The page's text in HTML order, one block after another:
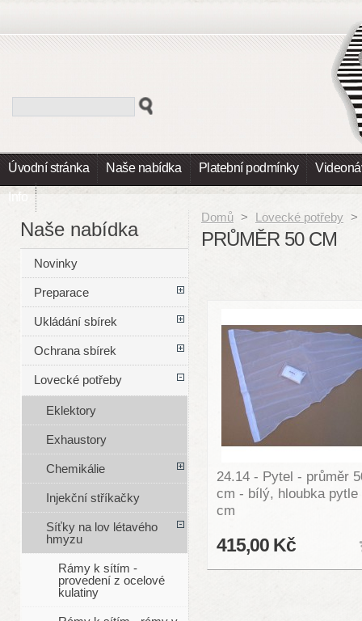
Úvodní stránka Naše nabídka Platební podmínky
Info
Domů > Lovecké potřeby >
PRŮMĚR 50 CM
24.14 - Pytel - průměr
cm - bílý, hloubka pytle
cm
415,00 Kč
Naše nabídka
Novinky
Preparace
Ukládání sbírek
Ochrana sbírek
Lovecké potřeby
Eklektory
Exhaustory
Chemikálie
Injekční stříkačky
Síťky na lov létavého
hmyzu
Rámy k sítím -
provedení z ocelové
kulatiny